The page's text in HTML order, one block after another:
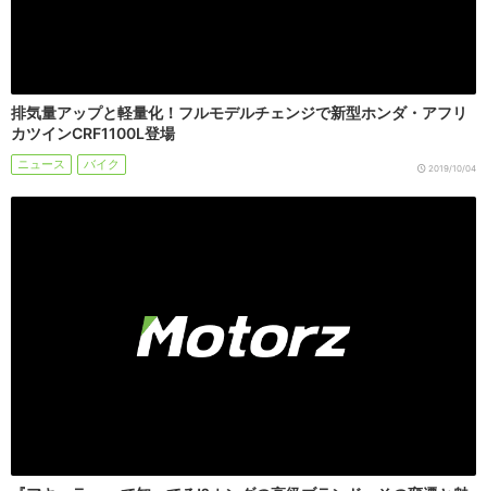
排気量アップと軽量化！フルモデルチェンジで新型ホンダ・アフリ
カツインCRF1100L登場
ニュース バイク 2019/10/04